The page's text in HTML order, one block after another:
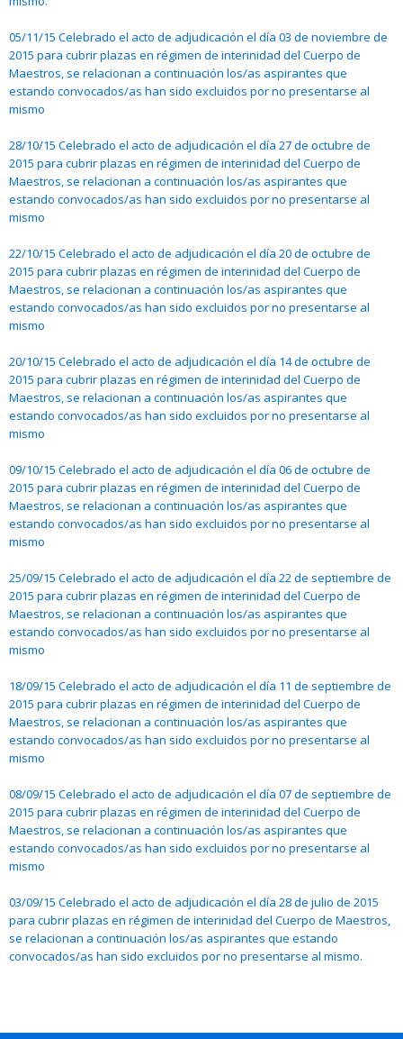
05/11/15 Celebrado el acto de adjudicación el día 03 de noviembre de
2015 para cubrir plazas en régimen de interinidad del Cuerpo de
Maestros, se relacionan a continuación los/as aspirantes que
estando convocados/as han sido excluidos por no presentarse al
mismo
28/10/15 Celebrado el acto de adjudicación el día 27 de octubre de
2015 para cubrir plazas en régimen de interinidad del Cuerpo de
Maestros, se relacionan a continuación los/as aspirantes que
estando convocados/as han sido excluidos por no presentarse al
mismo
22/10/15 Celebrado el acto de adjudicación el día 20 de octubre de
2015 para cubrir plazas en régimen de interinidad del Cuerpo de
Maestros, se relacionan a continuación los/as aspirantes que
estando convocados/as han sido excluidos por no presentarse al
mismo
20/10/15 Celebrado el acto de adjudicación el día 14 de octubre de
2015 para cubrir plazas en régimen de interinidad del Cuerpo de
Maestros, se relacionan a continuación los/as aspirantes que
estando convocados/as han sido excluidos por no presentarse al
mismo
09/10/15 Celebrado el acto de adjudicación el día 06 de octubre de
2015 para cubrir plazas en régimen de interinidad del Cuerpo de
Maestros, se relacionan a continuación los/as aspirantes que
estando convocados/as han sido excluidos por no presentarse al
mismo
25/09/15 Celebrado el acto de adjudicación el día 22 de septiembre de
2015 para cubrir plazas en régimen de interinidad del Cuerpo de
Maestros, se relacionan a continuación los/as aspirantes que
estando convocados/as han sido excluidos por no presentarse al
mismo
18/09/15 Celebrado el acto de adjudicación el día 11 de septiembre de
2015 para cubrir plazas en régimen de interinidad del Cuerpo de
Maestros, se relacionan a continuación los/as aspirantes que
estando convocados/as han sido excluidos por no presentarse al
mismo
08/09/15 Celebrado el acto de adjudicación el día 07 de septiembre de
2015 para cubrir plazas en régimen de interinidad del Cuerpo de
Maestros, se relacionan a continuación los/as aspirantes que
estando convocados/as han sido excluidos por no presentarse al
mismo
03/09/15 Celebrado el acto de adjudicación el día 28 de julio de 2015
para cubrir plazas en régimen de interinidad del Cuerpo de Maestros,
se relacionan a continuación los/as aspirantes que estando
convocados/as han sido excluidos por no presentarse al mismo.